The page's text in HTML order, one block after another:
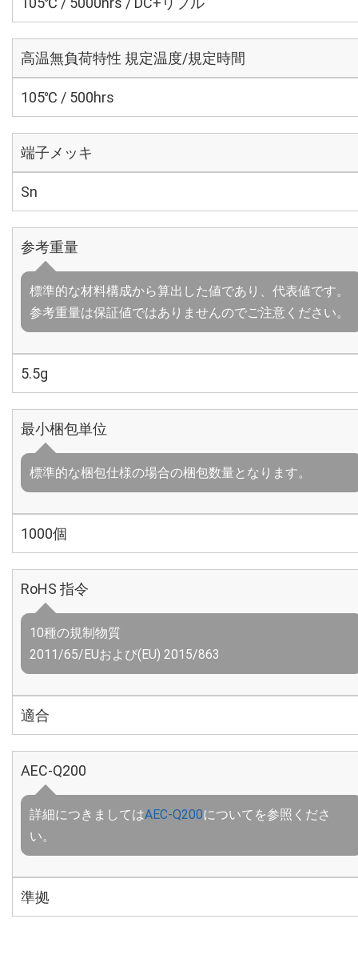
高温無負荷特性 規定温度/規定時間
105℃ / 500hrs
端子メッキ
Sn
参考重量
標準的な材料構成から算出した値であり、代表値です。
参考重量は保証値ではありませんのでご注意ください。
5.5g
最小梱包単位
標準的な梱包仕様の場合の梱包数量となります。
1000個
RoHS 指令
10種の規制物質
2011/65/EUおよび(EU) 2015/863
適合
AEC-Q200
詳細につきましてはAEC-Q200についてを参照くださ
い。
準拠